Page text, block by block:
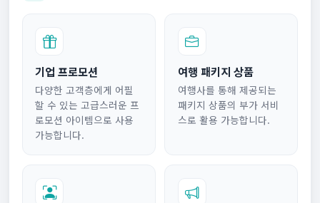
기업 프로모션
다양한 고객층에게 어필
할 수 있는 고급스러운 프
로모션 아이템으로 사용
가능합니다.
여행 패키지 상품
여행사를 통해 제공되는
패키지 상품의 부가 서비
스로 활용 가능합니다.